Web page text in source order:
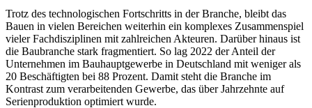
Trotz des technologischen Fortschritts in der Branche, bleibt das
Bauen in vielen Bereichen weiterhin ein komplexes Zusammenspiel
vieler Fachdisziplinen mit zahlreichen Akteuren. Darüber hinaus ist
die Baubranche stark fragmentiert. So lag 2022 der Anteil der
Unternehmen im Bauhauptgewerbe in Deutschland mit weniger als
20 Beschäftigten bei 88 Prozent. Damit steht die Branche im
Kontrast zum verarbeitenden Gewerbe, das über Jahrzehnte auf
Serienproduktion optimiert wurde.